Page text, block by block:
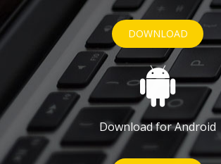
DOWNLOAD
Download for Android